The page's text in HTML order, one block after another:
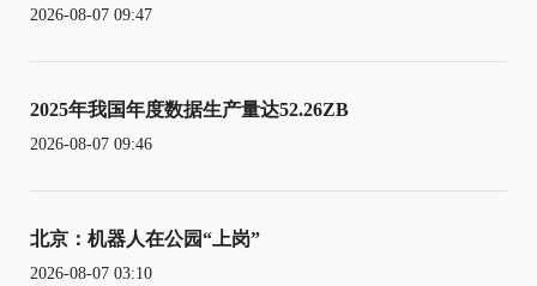
2026-08-07 09:47
2025年我国年度数据生产量达52.26ZB
2026-08-07 09:46
北京：机器人在公园“上岗”
2026-08-07 03:10